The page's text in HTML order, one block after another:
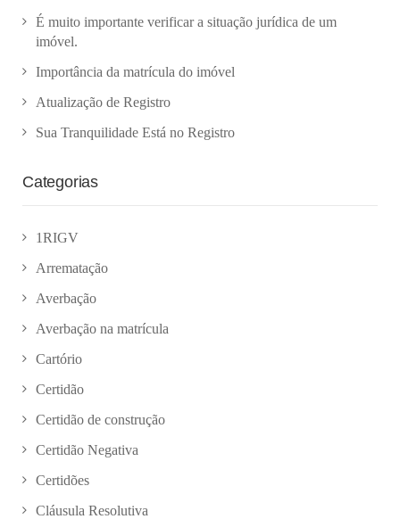
É muito importante verificar a situação jurídica de um
imóvel.
Importância da matrícula do imóvel
Atualização de Registro
Sua Tranquilidade Está no Registro
Categorias
1RIGV
Arrematação
Averbação
Averbação na matrícula
Cartório
Certidão
Certidão de construção
Certidão Negativa
Certidões
Cláusula Resolutiva